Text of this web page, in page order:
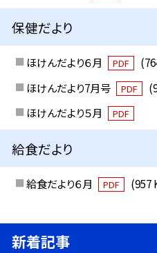
保健だより
ほけんだより６月 PDF
ほけんだより7月号
PDF
ほけんだより５月
PDF
給食だより
給食だより６月 PDF (957
新着記事